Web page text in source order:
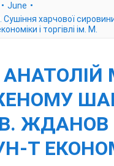
June
харчової
і торгівлі ім. М.
В.
Т